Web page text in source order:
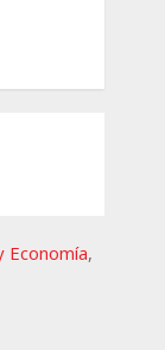
Economía,